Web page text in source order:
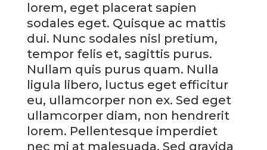
lorem, eget placerat sapien
sodales eget. Quisque ac mattis
dui. Nunc sodales nisl pretium,
tempor felis et, sagittis purus.
Nullam quis purus quam. Nulla
ligula libero, luctus eget efficitur
eu, ullamcorper non ex. Sed eget
ullamcorper diam, non hendrerit
lorem. Pellentesque imperdiet
nec mi at malesuada. Sed gravida